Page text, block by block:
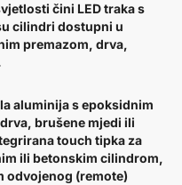
čini LED traka s
cilindri dostupni u
premazom, drva,
aluminija s epoksidnim
brušene mjedi ili
touch tipka za
ili betonskim cilindrom,
odvojenog (remote)